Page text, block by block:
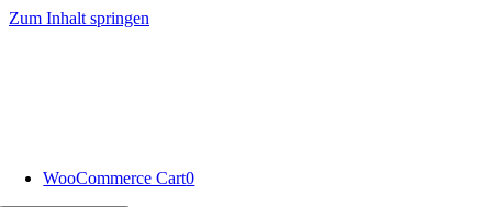
Zum Inhalt springen
WooCommerce Cart0